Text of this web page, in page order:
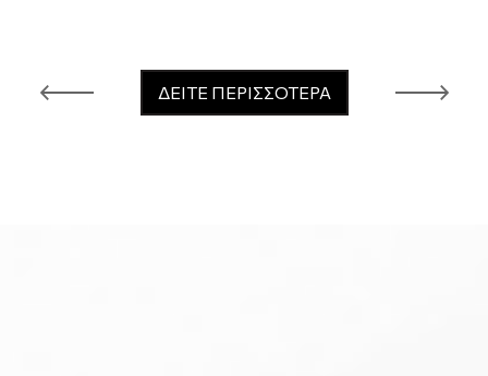
ΔΕΙΤΕ ΠΕΡΙΣΣΟΤΕΡΑ